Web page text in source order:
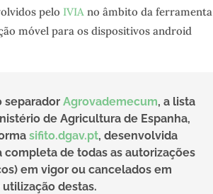
pelo IVIAno âmbito da ferramenta
móvel para os dispositivos android
separador Agrovademecum, a lista
de Agricultura de Espanha,
sifito.dgav.pt, desenvolvida
de todas as autorizações
em vigor ou cancelados em
destas.